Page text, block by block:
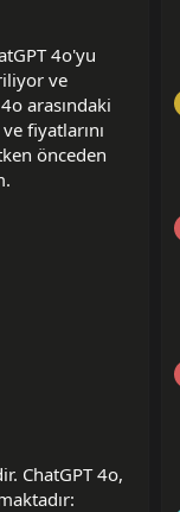
4o'yu
ve
arasındaki
fiyatlarını
önceden
ChatGPT 4o,